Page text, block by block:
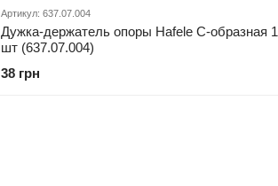
Артикул: 637.07.004
Дужка-держатель опоры Hafele С-образная 1
шт (637.07.004)
38 грн